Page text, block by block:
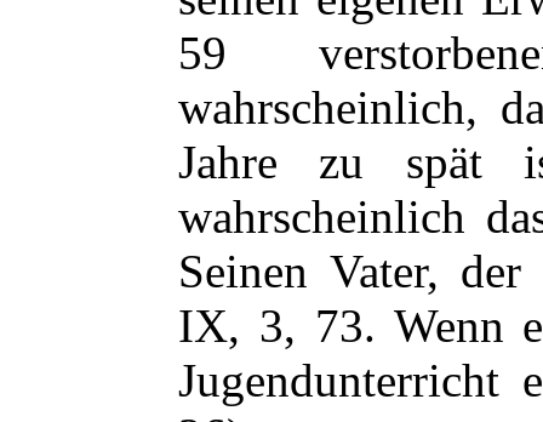
59
wahrscheinlich,
Jahre zu spät
wahrscheinlich
Seinen Vater,
IX, 3, 73. Wenn